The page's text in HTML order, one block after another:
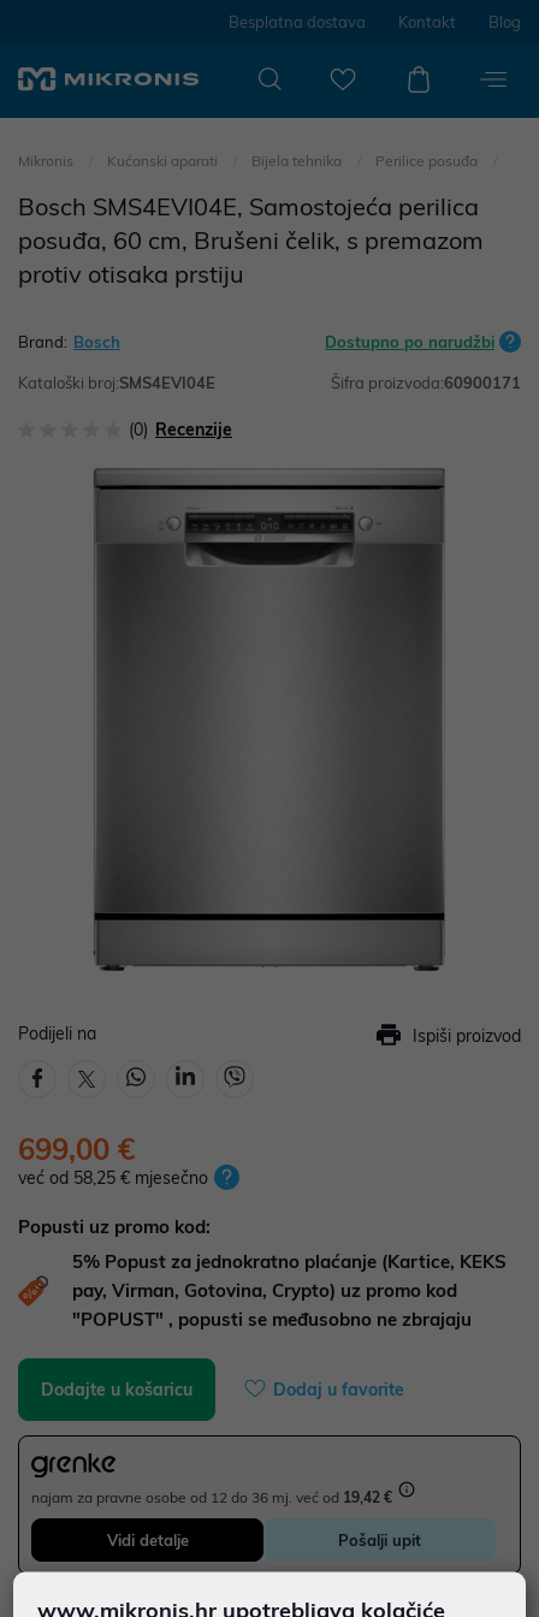
Besplatna dostava Kontakt Blog
Mikronis Kućanski aparati Bijela tehnika Perilice posuđa
Bosch SMS4EVI04E, Samostojeća perilica
posuđa, 60 cm, Brušeni čelik, s premazom
protiv otisaka prstiju
Brand: Bosch Dostupno po narudžbi
Kataloški broj:SMS4EVI04E Šifra proizvoda:60900171
(0) Recenzije
Podijeli na Ispiši proizvod
699,00 €
već od 58,25 € mjesečno
Popusti uz promo kod:
5% Popust za jednokratno plaćanje (Kartice, KEKS
pay, Virman, Gotovina, Crypto) uz promo kod
"POPUST" , popusti se međusobno ne zbrajaju
Dodajte u košaricu Dodaj u favorite
najam za pravne osobe od 12 do 36 mj. već od 19,42 €
Vidi detalje Pošalji upit
www.mikronis.hr upotrebljava kolačiće